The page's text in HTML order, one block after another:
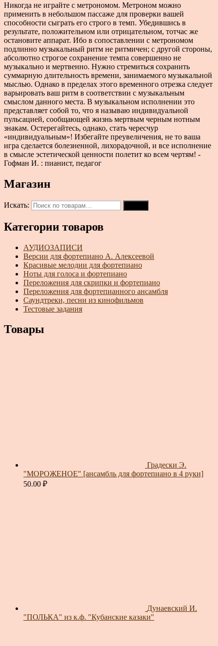
Никогда не играйте с метрономом. Метроном можно
применить в небольшом пассаже для проверки вашей
способности сыграть его строго в темп. Убедившись в
результате, положительном или отрицательном, тотчас же
остановите аппарат. Ибо в сопоставлении с метрономом
подлинно музыкальный ритм не ритмичен; с другой стороны,
абсолютно строгое сохранение темпа совершенно не
музыкально и мертвенно. Нужно стремиться сохранить
суммарную длительность времени, занимаемого музыкальной
мыслью. Однако в пределах этого временного отрезка следует
варьировать ваш ритм в соответствии с музыкальным
смыслом данного места. В музыкальном исполнении это
представляет собой то, что я называю индивидуальной
пульсацией, сообщающей жизнь мертвым черным нотным
знакам. Остерегайтесь, однако, стать чересчур
«индивидуальным»! Избегайте преувеличения, не то ваша
игра сделается болезненной, лихорадочной, и все исполнение
в смысле эстетической ценности полетит ко всем чертям! -
Гофман И. : пианист, педагог
Магазин
Искать:
Категории товаров
АУДИОЗАПИСИ
Версии для фортепиано А. Алексеевой
Красивые мелодии для фортепиано
Ноты для голоса и фортепиано
Переложения для скрипки и фортепиано
Переложения для фортепианного ансамбля
Саундтреки, песни из кинофильмов
Тестовые задания
Товары
Градески Э.
"МОРОЖЕНОЕ" [ансамбль для фортепиано в 4 руки]
50.00 ₽
Дунаевский И.
"ПОЛЬКА" из к.ф. "Кубанские казаки"